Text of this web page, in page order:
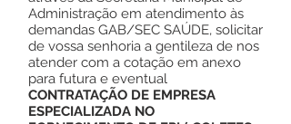
Administração em atendimento às
demandas GAB/SEC SAÚDE, solicitar
de vossa senhoria a gentileza de nos
atender com a cotação em anexo
para futura e eventual
CONTRATAÇÃO DE EMPRESA
ESPECIALIZADA NO